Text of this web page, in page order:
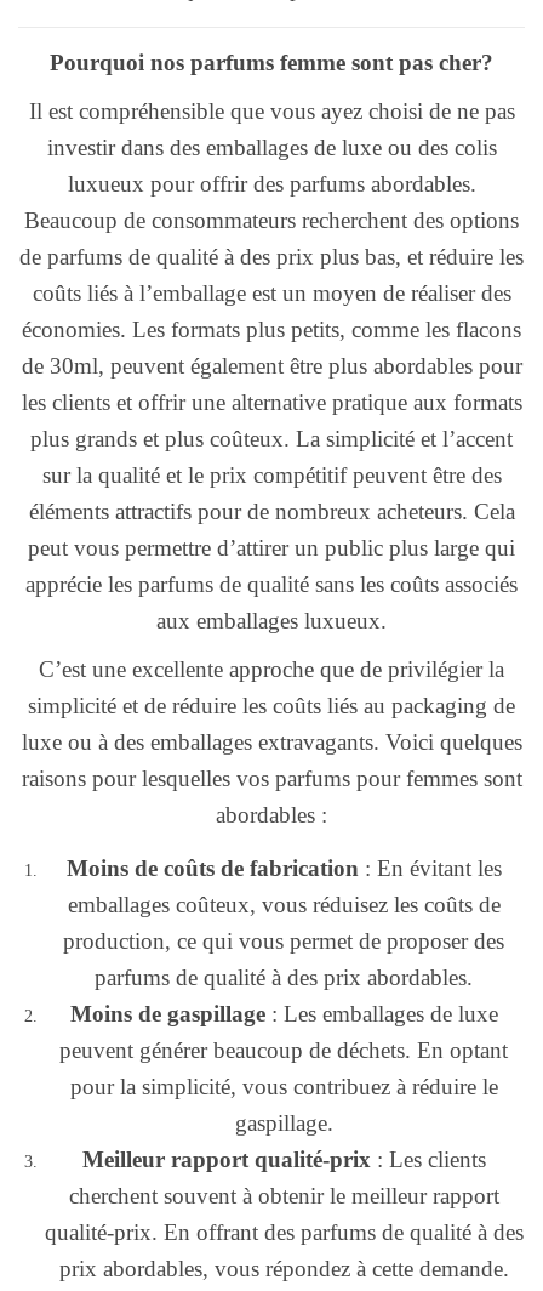
Pourquoi nos parfums femme sont pas cher?
Il est compréhensible que vous ayez choisi de ne pas
investir dans des emballages de luxe ou des colis
luxueux pour offrir des parfums abordables.
Beaucoup de consommateurs recherchent des options
de parfums de qualité à des prix plus bas, et réduire les
coûts liés à l’emballage est un moyen de réaliser des
économies. Les formats plus petits, comme les flacons
de 30ml, peuvent également être plus abordables pour
les clients et offrir une alternative pratique aux formats
plus grands et plus coûteux. La simplicité et l’accent
sur la qualité et le prix compétitif peuvent être des
éléments attractifs pour de nombreux acheteurs. Cela
peut vous permettre d’attirer un public plus large qui
apprécie les parfums de qualité sans les coûts associés
aux emballages luxueux.
C’est une excellente approche que de privilégier la
simplicité et de réduire les coûts liés au packaging de
luxe ou à des emballages extravagants. Voici quelques
raisons pour lesquelles vos parfums pour femmes sont
abordables :
Moins de coûts de fabrication : En évitant les
emballages coûteux, vous réduisez les coûts de
production, ce qui vous permet de proposer des
parfums de qualité à des prix abordables.
Moins de gaspillage: Les emballages de luxe
peuvent générer beaucoup de déchets. En optant
pour la simplicité, vous contribuez à réduire le
gaspillage.
Meilleur rapport qualité-prix : Les clients
cherchent souvent à obtenir le meilleur rapport
qualité-prix. En offrant des parfums de qualité à des
prix abordables, vous répondez à cette demande.